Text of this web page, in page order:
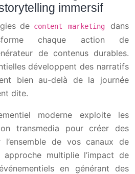
immersif
de content marketing dans
chaque action de
de contenus durables.
développent des narratifs
bien au-delà de la journée
dite.
moderne exploite les
transmedia pour créer des
l’ensemble de vos canaux de
approche multiplie l’impact de
en générant des